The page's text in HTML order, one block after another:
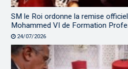
SM le Roi ordonne la remise
Mohammed VI de Formation
24/07/2026